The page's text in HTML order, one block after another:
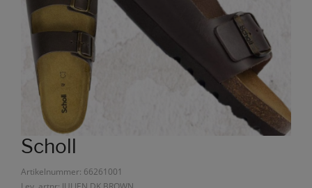
Scholl
Artikelnummer: 66261001